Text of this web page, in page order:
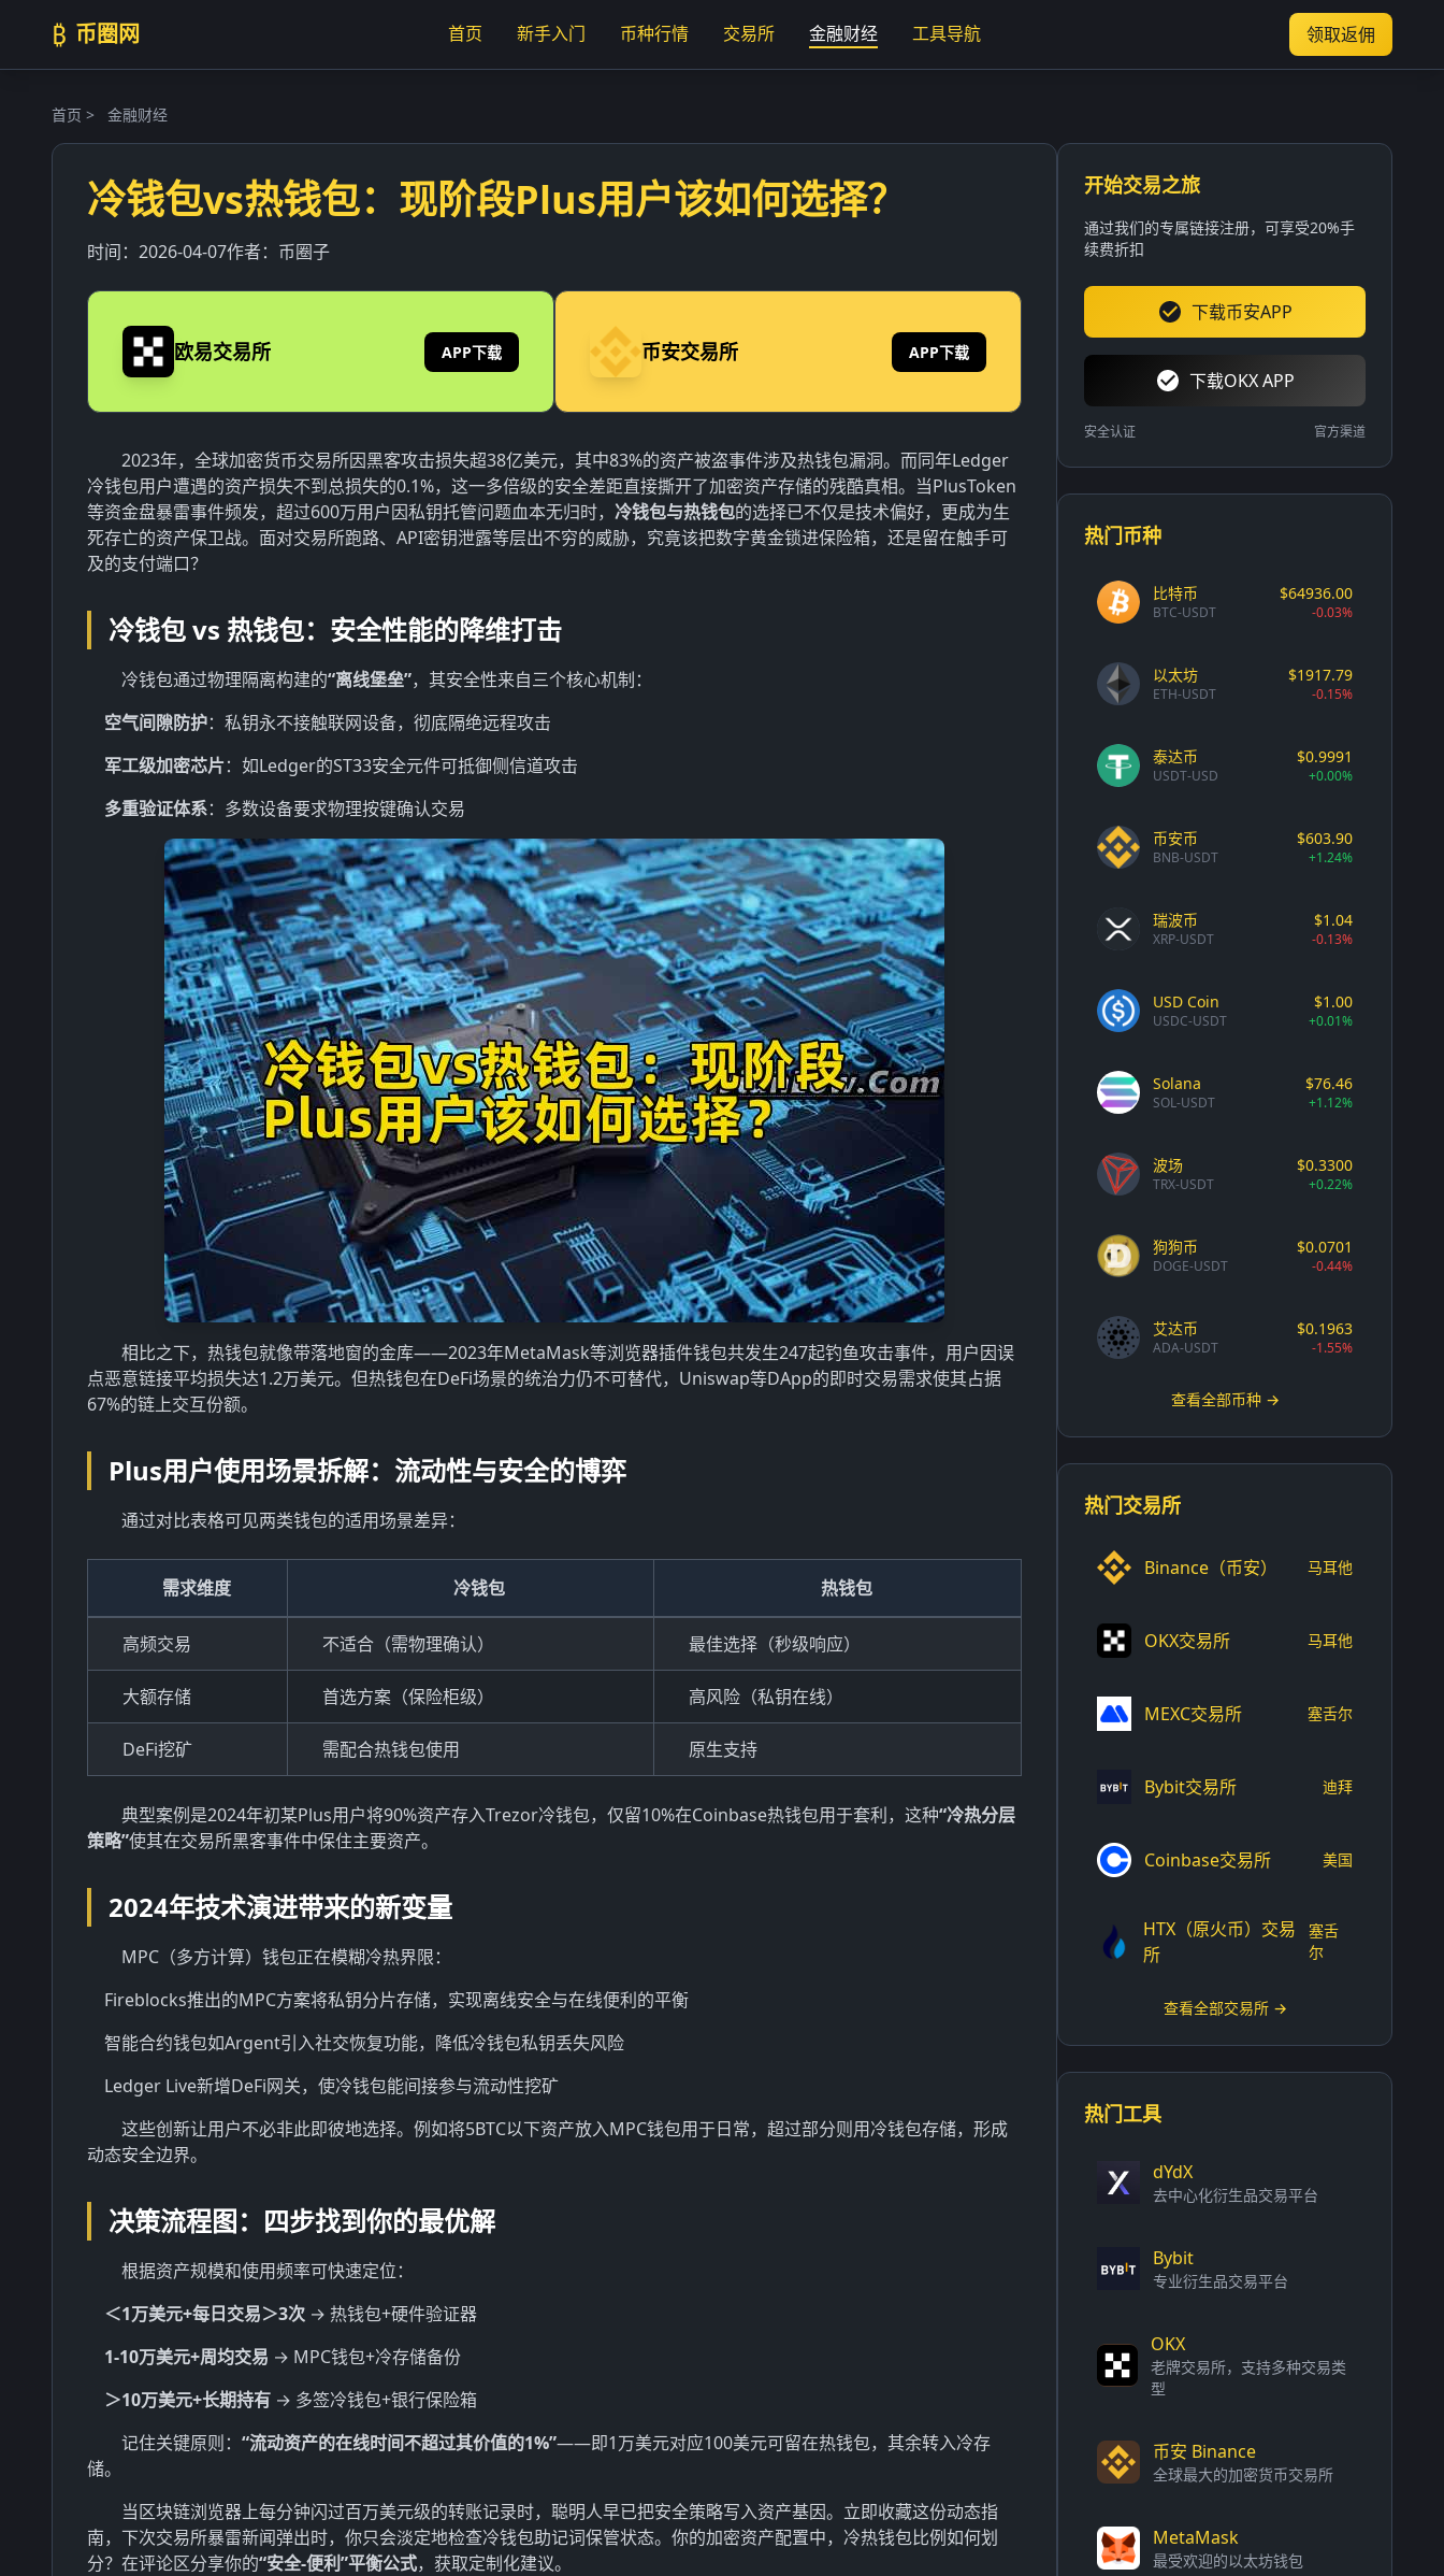
₿ 币圈网 首页 新手入门 币种行情 交易所 金融财经 工具导航 领取返佣
首页 > 金融财经
冷钱包vs热钱包：现阶段Plus用户该如何选择？
时间： 2026-04-07作者： 币圈子
欧易交易所 APP下载 币安交易所 APP下载
2023年，全球加密货币交易所因黑客攻击损失超38亿美元，其中83%的资产被盗事件涉及热钱包漏洞。而同年Ledger
冷钱包用户遭遇的资产损失不到总损失的0.1%，这一多倍级的安全差距直接撕开了加密资产存储的残酷真相。当PlusToken
等资金盘暴雷事件频发，超过600万用户因私钥托管问题血本无归时， 冷钱包与热钱包的选择已不仅是技术偏好，更成为生
死存亡的资产保卫战。面对交易所跑路、API密钥泄露等层出不穷的威胁，究竟该把数字黄金锁进保险箱，还是留在触手可
及的支付端口？
冷钱包 vs 热钱包：安全性能的降维打击
冷钱包通过物理隔离构建的“离线堡垒”，其安全性来自三个核心机制：
空气间隙防护：私钥永不接触联网设备，彻底隔绝远程攻击
军工级加密芯片：如Ledger的ST33安全元件可抵御侧信道攻击
多重验证体系：多数设备要求物理按键确认交易
相比之下，热钱包就像带落地窗的金库——2023年MetaMask等浏览器插件钱包共发生247起钓鱼攻击事件，用户因误
点恶意链接平均损失达1.2万美元。但热钱包在DeFi场景的统治力仍不可替代，Uniswap等DApp的即时交易需求使其占据
67%的链上交互份额。
Plus用户使用场景拆解：流动性与安全的博弈
通过对比表格可见两类钱包的适用场景差异：
需求维度 冷钱包 热钱包
高频交易 不适合（需物理确认） 最佳选择（秒级响应）
大额存储 首选方案（保险柜级） 高风险（私钥在线）
DeFi挖矿 需配合热钱包使用 原生支持
典型案例是2024年初某Plus用户将90%资产存入Trezor冷钱包，仅留10%在Coinbase热钱包用于套利，这种“冷热分层
策略”使其在交易所黑客事件中保住主要资产。
2024年技术演进带来的新变量
MPC（多方计算）钱包正在模糊冷热界限：
Fireblocks推出的MPC方案将私钥分片存储，实现离线安全与在线便利的平衡
智能合约钱包如Argent引入社交恢复功能，降低冷钱包私钥丢失风险
Ledger Live新增DeFi网关，使冷钱包能间接参与流动性挖矿
这些创新让用户不必非此即彼地选择。例如将5BTC以下资产放入MPC钱包用于日常，超过部分则用冷钱包存储，形成
动态安全边界。
决策流程图：四步找到你的最优解
根据资产规模和使用频率可快速定位：
＜1万美元+每日交易＞3次 → 热钱包+硬件验证器
1-10万美元+周均交易 → MPC钱包+冷存储备份
＞10万美元+长期持有 → 多签冷钱包+银行保险箱
记住关键原则： “流动资产的在线时间不超过其价值的1%”——即1万美元对应100美元可留在热钱包，其余转入冷存
储。
当区块链浏览器上每分钟闪过百万美元级的转账记录时，聪明人早已把安全策略写入资产基因。立即收藏这份动态指
南，下次交易所暴雷新闻弹出时，你只会淡定地检查冷钱包助记词保管状态。你的加密资产配置中，冷热钱包比例如何划
分？在评论区分享你的“安全-便利”平衡公式，获取定制化建议。
开始交易之旅
通过我们的专属链接注册，可享受20%手
续费折扣
下载币安APP
下载OKX APP
安全认证 官方渠道
热门币种
比特币
BTC-USDT
$64936.00
-0.03%
以太坊
ETH-USDT
$1917.79
-0.15%
泰达币
USDT-USD
$0.9991
+0.00%
币安币
BNB-USDT
$603.90
+1.24%
瑞波币
XRP-USDT
$1.04
-0.13%
USD Coin
USDC-USDT
$1.00
+0.01%
Solana
SOL-USDT
$76.46
+1.12%
波场
TRX-USDT
$0.3300
+0.22%
狗狗币
DOGE-USDT
$0.0701
-0.44%
艾达币
ADA-USDT
$0.1963
-1.55%
查看全部币种 →
热门交易所
Binance（币安） 马耳他
OKX交易所 马耳他
MEXC交易所 塞舌尔
Bybit交易所 迪拜
Coinbase交易所 美国
HTX（原火币）交易
所
塞舌
尔
查看全部交易所 →
热门工具
dYdX
去中心化衍生品交易平台
Bybit
专业衍生品交易平台
OKX
老牌交易所，支持多种交易类
型
币安 Binance
全球最大的加密货币交易所
MetaMask
最受欢迎的以太坊钱包